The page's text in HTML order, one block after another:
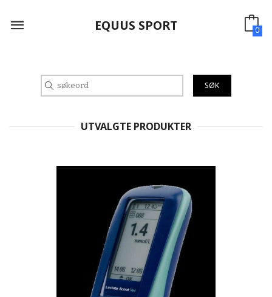
innholdet
EQUUS SPORT 0
UTVALGTE PRODUKTER